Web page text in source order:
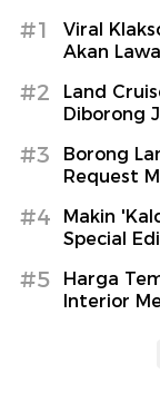
#1
Viral
Akan
#2
Land
Diborong
#3
Borong
Request
#4
Makin
Special
#5
Harga
Interior